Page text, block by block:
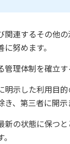
連するその他
努めます。
理体制を確立
明示した利用目
、第三者に開示
新の状態に保つ